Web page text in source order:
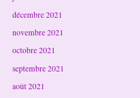
décembre 2021
novembre 2021
octobre 2021
septembre 2021
août 2021